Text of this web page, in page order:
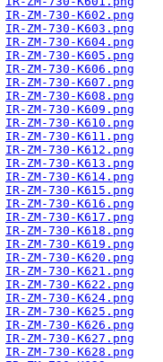
IR-ZM-730-K602.png
IR-ZM-730-K603.png
IR-ZM-730-K604.png
IR-ZM-730-K605.png
IR-ZM-730-K606.png
IR-ZM-730-K607.png
IR-ZM-730-K608.png
IR-ZM-730-K609.png
IR-ZM-730-K610.png
IR-ZM-730-K611.png
IR-ZM-730-K612.png
IR-ZM-730-K613.png
IR-ZM-730-K614.png
IR-ZM-730-K615.png
IR-ZM-730-K616.png
IR-ZM-730-K617.png
IR-ZM-730-K618.png
IR-ZM-730-K619.png
IR-ZM-730-K620.png
IR-ZM-730-K621.png
IR-ZM-730-K622.png
IR-ZM-730-K624.png
IR-ZM-730-K625.png
IR-ZM-730-K626.png
IR-ZM-730-K627.png
IR-ZM-730-K628.png